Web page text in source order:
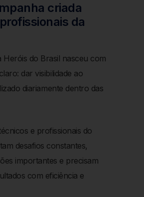
criada
da
Heróis do Brasil nasceu com
dar visibilidade ao
diariamente dentro das
e profissionais do
desafios constantes,
importantes e precisam
com eficiência e